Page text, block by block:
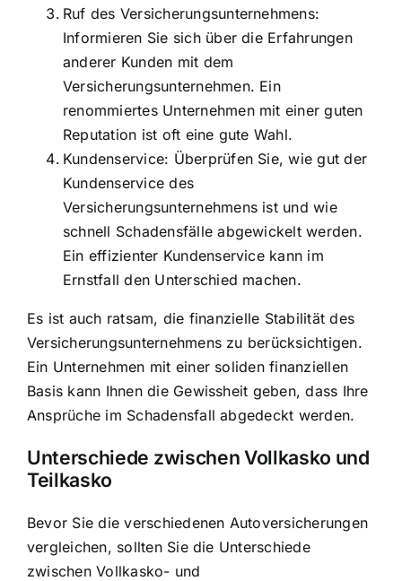
Ruf des Versicherungsunternehmens:
Informieren Sie sich über die Erfahrungen
anderer Kunden mit dem
Versicherungsunternehmen. Ein
renommiertes Unternehmen mit einer guten
Reputation ist oft eine gute Wahl.
Kundenservice: Überprüfen Sie, wie gut der
Kundenservice des
Versicherungsunternehmens ist und wie
schnell Schadensfälle abgewickelt werden.
Ein effizienter Kundenservice kann im
Ernstfall den Unterschied machen.
Es ist auch ratsam, die finanzielle Stabilität des
Versicherungsunternehmens zu berücksichtigen.
Ein Unternehmen mit einer soliden finanziellen
Basis kann Ihnen die Gewissheit geben, dass Ihre
Ansprüche im Schadensfall abgedeckt werden.
Unterschiede zwischen Vollkasko und
Teilkasko
Bevor Sie die verschiedenen Autoversicherungen
vergleichen, sollten Sie die Unterschiede
zwischen Vollkasko- und